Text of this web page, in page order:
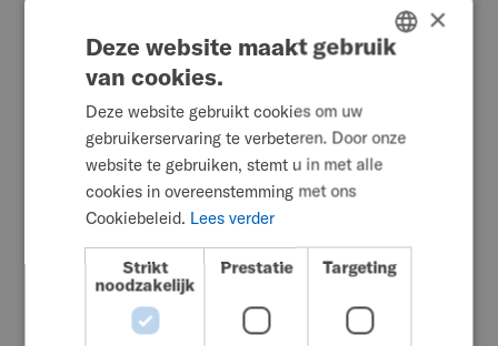
Liefde, lachen en zelfgemaakte lekkernijen
Read More
SWEDISH
FRENCH
DUTCH
DANISH
NORWEGIAN
×
Deze website maakt gebruik
van cookies.
Deze website gebruikt cookies om uw
gebruikerservaring te verbeteren. Door onze
website te gebruiken, stemt u in met alle
cookies in overeenstemming met ons
Cookiebeleid. Lees verder
Strikt
noodzakelijk
Prestatie Targeting